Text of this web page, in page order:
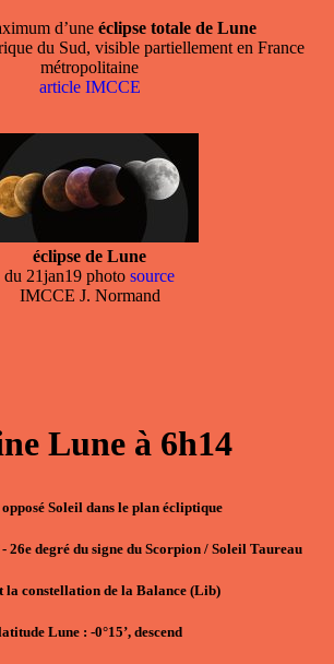
d’une éclipse totale de Lune
du Sud, visible partiellement en France
métropolitaine
article IMCCE
éclipse de Lune
du 21jan19 photo source
IMCCE J. Normand
Lune à 6h14
Soleil dans le plan écliptique
26e degré du signe du Scorpion / Soleil Taureau
la constellation de la Balance (Lib)
Lune : -0°15’, descend